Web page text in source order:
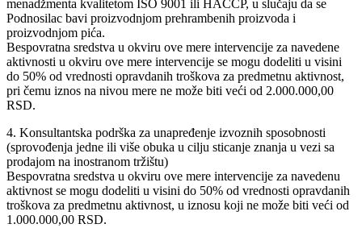
menadžmenta kvalitetom ISO 9001 ili HACCP, u slučaju da se
Podnosilac bavi proizvodnjom prehrambenih proizvoda i
proizvodnjom pića.
Bespovratna sredstva u okviru ove mere intervencije za navedene
aktivnosti u okviru ove mere intervencije se mogu dodeliti u visini
do 50% od vrednosti opravdanih troškova za predmetnu aktivnost,
pri čemu iznos na nivou mere ne može biti veći od 2.000.000,00
RSD.
4. Konsultantska podrška za unapređenje izvoznih sposobnosti
(sprovođenja jedne ili više obuka u cilju sticanje znanja u vezi sa
prodajom na inostranom tržištu)
Bespovratna sredstva u okviru ove mere intervencije za navedenu
aktivnost se mogu dodeliti u visini do 50% od vrednosti opravdanih
troškova za predmetnu aktivnost, u iznosu koji ne može biti veći od
1.000.000,00 RSD.